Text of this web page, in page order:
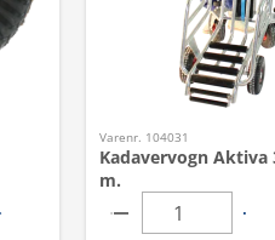
Varenr. 104031
Kadavervogn Aktiva
m.